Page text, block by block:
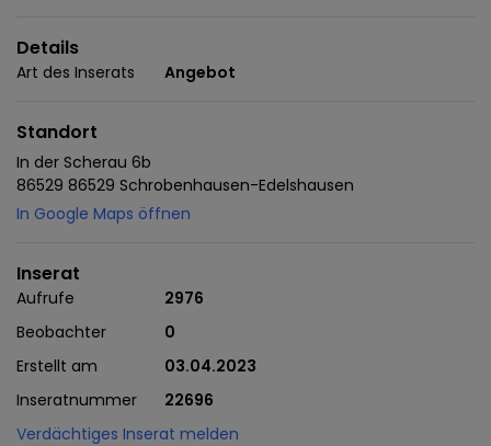
Details
Art des Inserats Angebot
Standort
In der Scherau 6b
86529 86529 Schrobenhausen-Edelshausen
In Google Maps öffnen
Inserat
Aufrufe
2976
Beobachter
0
Erstellt am
03.04.2023
Inseratnummer
22696
Verdächtiges Inserat melden